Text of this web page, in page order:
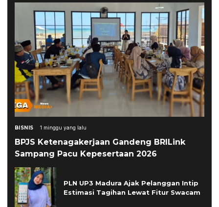
BISNIS 1 minggu yang lalu
BPJS Ketenagakerjaan Gandeng BRILink
Sampang Pacu Kepesertaan 2026
PLN UP3 Madura Ajak Pelanggan Intip
Estimasi Tagihan Lewat Fitur Swacam